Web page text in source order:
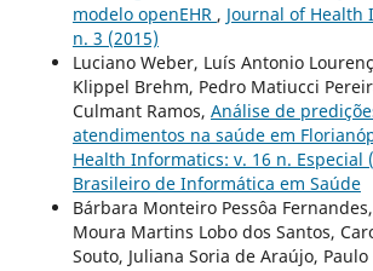
modelo openEHR , Journal of Health
n. 3 (2015)
Luciano Weber, Luís Antonio
Klippel Brehm, Pedro Matiucci
Culmant Ramos, Análise de
atendimentos na saúde em
Health Informatics: v. 16 n. Especial
Brasileiro de Informática em Saúde
Bárbara Monteiro Pessôa
Moura Martins Lobo dos Santos,
Souto, Juliana Soria de Araújo,